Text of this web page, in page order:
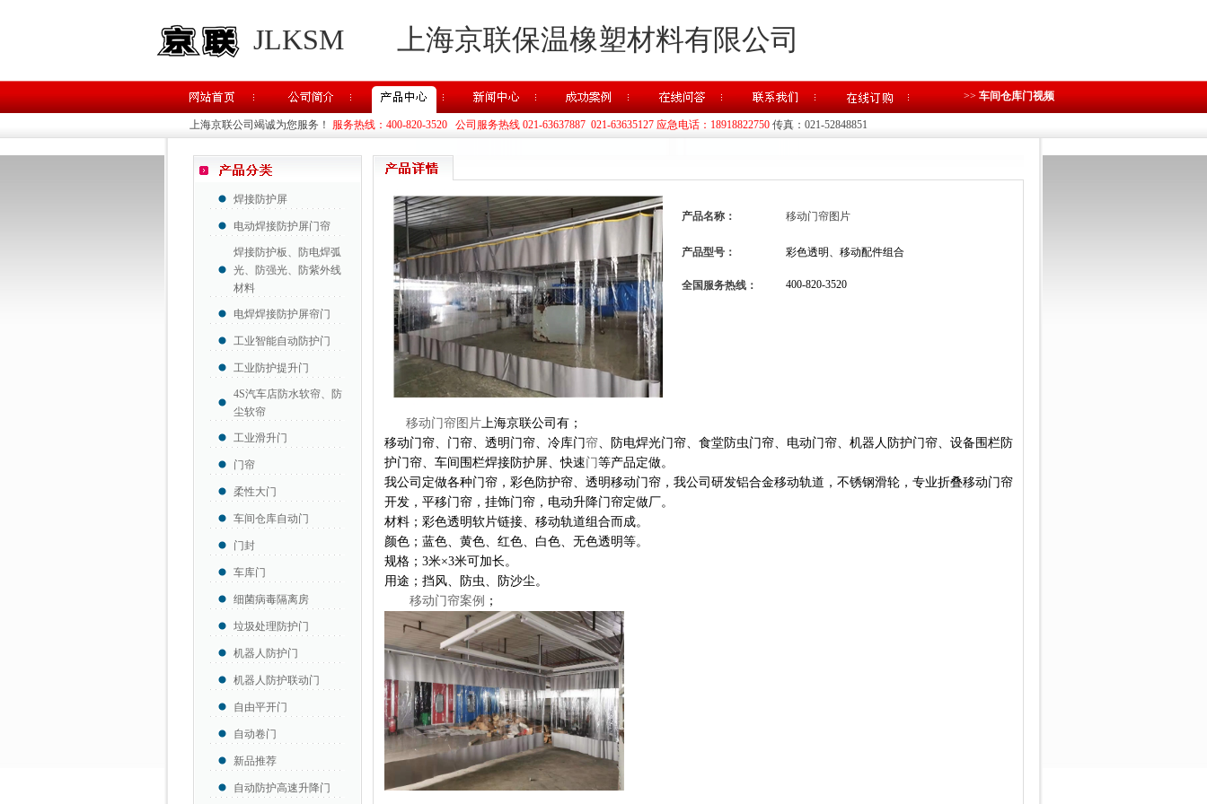
JLKSM 上海京联保温橡塑材料有限公司
>> 车间仓库门视频
上海京联公司竭诚为您服务！ 服务热线：400-820-3520 公司服务热线 021-63637887 021-63635127 应急电话：18918822750传真：021-52848851
焊接防护屏
电动焊接防护屏门帘
焊接防护板、防电焊弧
光、防强光、防紫外线
材料
电焊焊接防护屏帘门
工业智能自动防护门
工业防护提升门
4S汽车店防水软帘、防
尘软帘
工业滑升门
门帘
柔性大门
车间仓库自动门
门封
车库门
细菌病毒隔离房
垃圾处理防护门
机器人防护门
机器人防护联动门
自由平开门
自动卷门
新品推荐
自动防护高速升降门
产品名称： 移动门帘图片
产品型号： 彩色透明、移动配件组合
全国服务热线： 400-820-3520
移动门帘图片上海京联公司有；
移动门帘、门帘、透明门帘、冷库门帘、防电焊光门帘、食堂防虫门帘、电动门帘、机器人防护门帘、设备围栏防
护门帘、车间围栏焊接防护屏、快速门等产品定做。
我公司定做各种门帘，彩色防护帘、透明移动门帘，我公司研发铝合金移动轨道，不锈钢滑轮，专业折叠移动门帘
开发，平移门帘，挂饰门帘，电动升降门帘定做厂。
材料；彩色透明软片链接、移动轨道组合而成。
颜色；蓝色、黄色、红色、白色、无色透明等。
规格；3米×3米可加长。
用途；挡风、防虫、防沙尘。
移动门帘案例 ；